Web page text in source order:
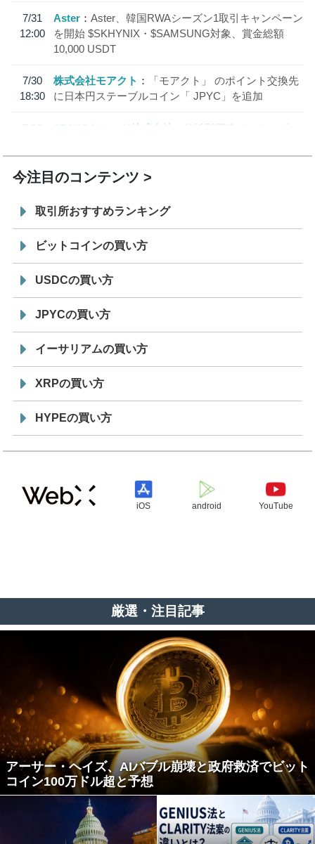
7/31
12:00
Aster
Aster、韓国RWAシーズン1取引キャンペーン
を開始 $SKHYNIX・$SAMSUNG対象、賞金総額
10,000 USDT
7/30
18:30
株式会社モアクト
「モアクト」 のポイント交換先
に日本円ステーブルコイン「 JPYC」を追加
7/29
SBI VCトレード株式会社
信託型円建てステーブル
今注目のコンテンツ
取引所おすすめランキング
ビットコインの買い方
USDCの買い方
JPYCの買い方
イーサリアムの買い方
XRPの買い方
HYPEの買い方
iOS android YouTube
厳選・注目記事
アーサー・ヘイズ、AIバブル崩壊と政府救済でビット
コイン100万ドル超と予想